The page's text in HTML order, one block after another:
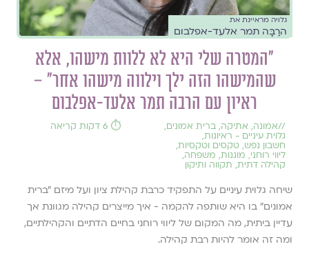
גלויה מראיינת את
הרַבָּה תמר אלעד-אפלבום
"המטרה שלי היא לא ללוות מישהו, אלא
שהמישהו הזה ילך וילווה מישהו אחר" –
ראיון עם הרבה תמר אלעד-אפלבום
//אמונה, אתיקה, ברית אמונים,
גלוית עיניים - ראיונות,
חשבון נפש, טקסים וטקסיות,
ליווי רוחני, מוגנות, משפחה,
קהילה דתית, תקווה ותיקון
⏱️ 6 דקות קריאה
שיחה גלוית עיניים על התפקיד כרבת קהילת ציון ועל מיזם ״ברית
אמונים״ בו היא שותפה להקמה - איך מייצרים קהילה מגוונת אך
עדיין ביתית, מה המקום של ליווי רוחני בחיים הדתיים והקהילתיים,
ומה זה אומר להיות רבת קהילה.